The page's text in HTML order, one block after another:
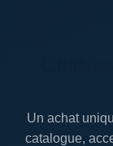
Un achat
catalogue,